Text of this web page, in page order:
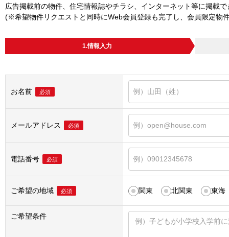
広告掲載前の物件、住宅情報誌やチラシ、インターネット等に掲載
(※希望物件リクエストと同時にWeb会員登録も完了し、会員限定物
1.情報入力
お名前 必須
メールアドレス 必須
電話番号 必須
ご希望の地域 必須 関東 北関東 東海
ご希望条件